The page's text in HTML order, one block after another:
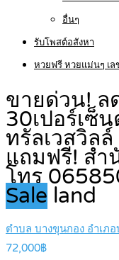
อื่นๆ
รับโพสต์อสังหา
หวยฟรี หวยแม่นๆ เล
ขายด่วน! ล
30เปอร์เซ็
ทรัลเวสวิล
แถมฟรี! สำ
โทร
Sale land
ตำบล บางขุนกอง อำเภ
72,000฿